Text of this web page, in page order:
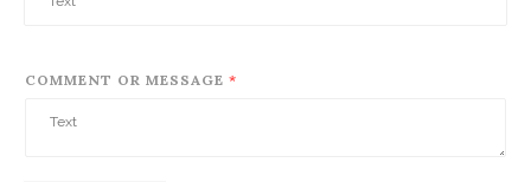
COMMENT OR MESSAGE *